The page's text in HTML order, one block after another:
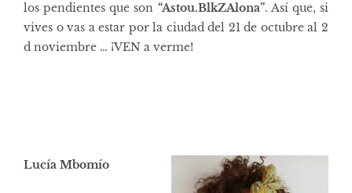
los pendientes que son “Astou.BlkZAlona”. Así que, si
vives o vas a estar por la ciudad del 21 de octubre al 2
d noviembre … ¡VEN a verme!
Lucía Mbomío